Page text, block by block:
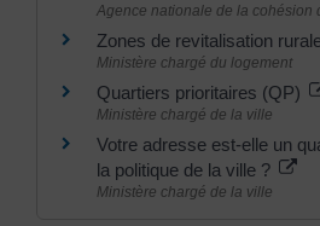
Agence nationale de la cohésion
Zones de revitalisation
Ministère chargé du logement
Quartiers prioritaires (QP)
Ministère chargé de la ville
Votre adresse est-elle un
la politique de la ville ?
Ministère chargé de la ville